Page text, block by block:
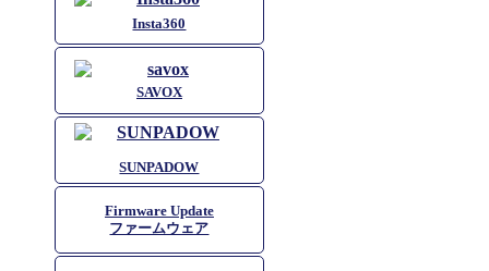
Insta360
SAVOX
SUNPADOW
Firmware Update
ファームウェア